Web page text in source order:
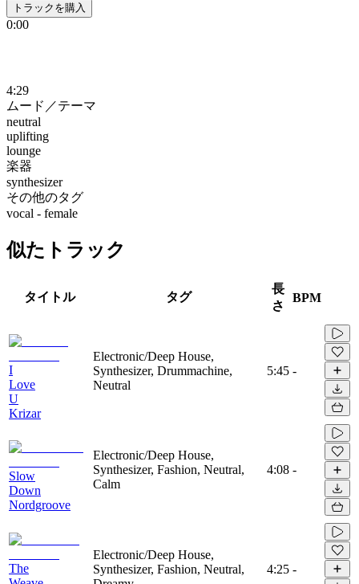
トラックを購入
0:00
4:29
ムード／テーマ
neutral
uplifting
lounge
楽器
synthesizer
その他のタグ
vocal - female
似たトラック
タイトル タグ
長
さ
BPM
I
Love
U
Krizar
Electronic/Deep House,
Synthesizer, Drummachine,
Neutral
5:45 -
Slow
Down
Nordgroove
Electronic/Deep House,
Synthesizer, Fashion, Neutral,
Calm
4:08 -
The
Electronic/Deep House,
Synthesizer, Fashion, Neutral,
4:25 -